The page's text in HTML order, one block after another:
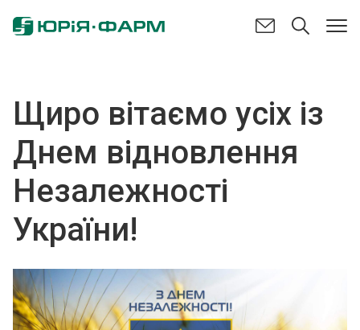
Щиро вітаємо усіх із
Днем відновлення
Незалежності
України!